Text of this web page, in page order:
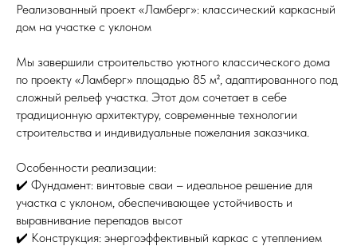
Реализованный проект «Ламберг»: классический каркасный
дом на участке с уклоном
Мы завершили строительство уютного классического дома
по проекту «Ламберг» площадью 85 м², адаптированного под
сложный рельеф участка. Этот дом сочетает в себе
традиционную архитектуру, современные технологии
строительства и индивидуальные пожелания заказчика.
Особенности реализации:
✔️ Фундамент: винтовые сваи – идеальное решение для
участка с уклоном, обеспечивающее устойчивость и
выравнивание перепадов высот
✔️ Конструкция: энергоэффективный каркас с утеплением